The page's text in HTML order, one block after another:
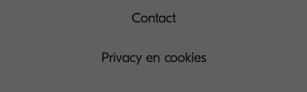
Contact
Privacy en cookies